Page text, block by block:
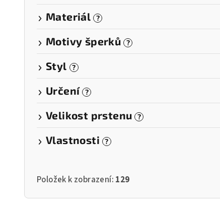
Materiál ?
Motivy šperků ?
Styl ?
Určení ?
Velikost prstenu ?
Vlastnosti ?
Položek k zobrazení: 129